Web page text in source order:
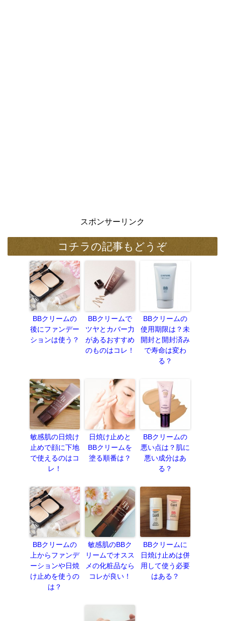
スポンサーリンク
コチラの記事もどうぞ
BBクリームの
後にファンデー
ションは使う？
BBクリームで
ツヤとカバー力
があるおすすめ
のものはコレ！
BBクリームの
使用期限は？未
開封と開封済み
で寿命は変わ
る？
敏感肌の日焼け
止めで顔に下地
で使えるのはコ
レ！
日焼け止めと
BBクリームを
塗る順番は？
BBクリームの
悪い点は？肌に
悪い成分はあ
る？
BBクリームの
上からファンデ
ーションや日焼
け止めを使うの
は？
敏感肌のBBク
リームでオスス
メの化粧品なら
コレが良い！
BBクリームに
日焼け止めは併
用して使う必要
はある？